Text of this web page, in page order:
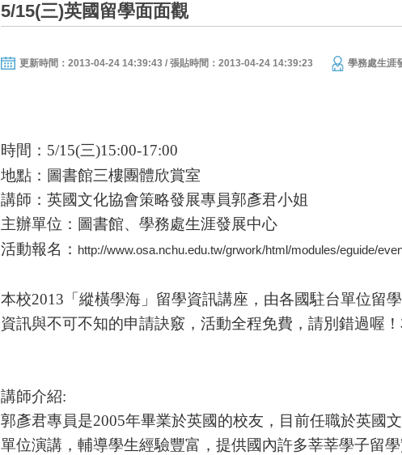
5/15(三)英國留學面面觀
更新時間：2013-04-24 14:39:43 / 張貼時間：2013-04-24 14:39:23 學務處生涯
時間： 5/15(三)15:00-17:00
地點：圖書館三樓團體欣賞室
講師：英國文化協會策略發展專員郭彥君小姐
主辦單位：圖書館、學務處生涯發展中心
活動報名： http://www.osa.nchu.edu.tw/grwork/html/modules/eguide/
本校2013 「縱橫學海」留學資訊講座，由各國駐台單位留
資訊與不可不知的申請訣竅，活動全程免費，請別錯過喔！
講師介紹:
郭彥君專員是2005年畢業於英國的校友，目前任職於英國
單位演講，輔導學生經驗豐富，提供國內許多莘莘學子留學